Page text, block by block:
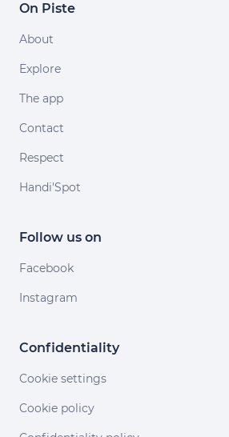
On Piste
About
Explore
The app
Contact
Respect
Handi'Spot
Follow us on
Facebook
Instagram
Confidentiality
Cookie settings
Cookie policy